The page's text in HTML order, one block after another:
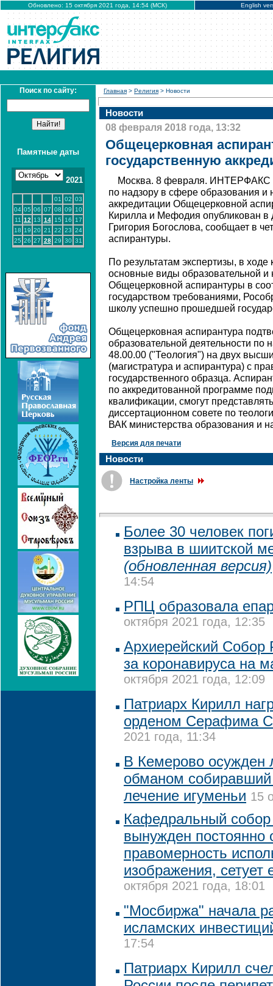
Обновлено: 15 октября 2021 года, 14:54 (МСК) English
Поиск по сайту:
Памятные даты
2021
01 02 03
04 05 06 07 08 09
10
11 12 13 14 15 16
17
18 19 20 21 22 23 24
25 26 27 28 29 30 31
Главная > Религия > Новости
Новости
08 февраля 2018 года, 13:32
Общецерковная
государственную
Москва. 8 февраля. ИНТЕРФАКС
по надзору в сфере образования и
аккредитации Общецерковной
Кирилла и Мефодия опубликован в
Григория Богослова, сообщает в
аспирантуры.
По результатам экспертизы, в
основные виды образовательной и
Общецерковной аспирантуры в
государством требованиями,
школу успешно прошедшей
Общецерковная аспирантура
образовательной деятельности по
48.00.00 ("Теология") на двух
(магистратура и аспирантура) с
государственного образца.
по аккредитованной программе
квалификации, смогут
диссертационном совете по
ВАК министерства образования и
Версия для печати
Новости
Настройка ленты
Более 30 человек
взрыва в шиитской
(обновленная версия)
14:54
РПЦ образовала
октября 2021 года, 12:35
Архиерейский
за коронавируса на
октября 2021 года, 12:09
Патриарх Кирилл
орденом Серафима
2021 года, 11:34
В Кемерово осужден
обманом
лечение игуменьи 15
Кафедральный собор
вынужден постоянно
правомерность
изображения, сетует
октября 2021 года, 18:01
"Мосбиржа" начала
исламских
17:54
Патриарх Кирилл